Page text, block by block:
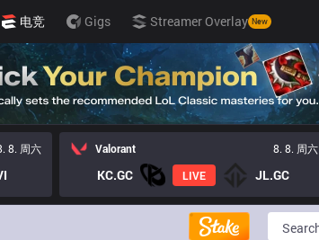
电竞 Gigs Streamer Overlay New
8. 周六 Valorant 8. 8. 周六
KC.GC LIVE JL.GC